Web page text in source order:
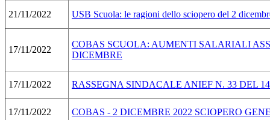
21/11/2022 USB Scuola: le ragioni dello sciopero del 2
17/11/2022
COBAS SCUOLA: AUMENTI SALARIALI
DICEMBRE
17/11/2022 RASSEGNA SINDACALE ANIEF N. 33 DEL
17/11/2022 COBAS - 2 DICEMBRE 2022 SCIOPERO